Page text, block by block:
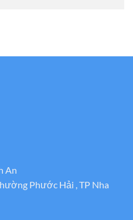
An
Phước Hải , TP Nha